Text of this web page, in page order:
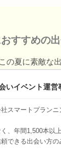
おすすめの
この夏に素敵な
いイベント運営
スマートプラン
、年間1,500本以
できる出会い方の